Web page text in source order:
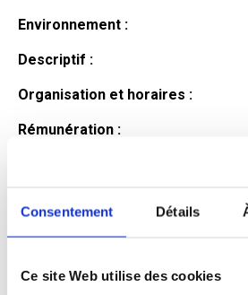
Consentement Détails
Ce site Web utilise des cookies
Environnement :
Descriptif :
Organisation et horaires :
Rémunération :
Profil du
candidat